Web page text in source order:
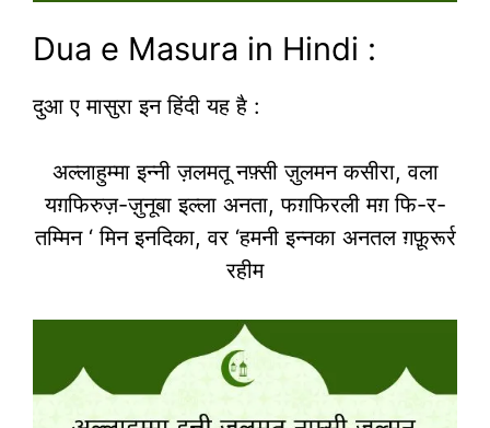
Dua e Masura in Hindi :
दुआ ए मासुरा इन हिंदी यह है :
अल्लाहुम्मा इन्नी ज़लमतू नफ़्सी ज़ुलमन कसीरा, वला
यग़फिरुज़-ज़ुनूबा इल्ला अनता, फग़फिरली मग़ फि-र-
तम्मिन ‘ मिन इनदिका, वर ‘हमनी इन्नका अनतल ग़फ़ूरूर्र
रहीम